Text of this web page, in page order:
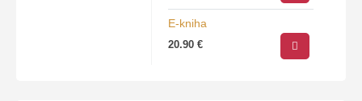
E-kniha
20.90€